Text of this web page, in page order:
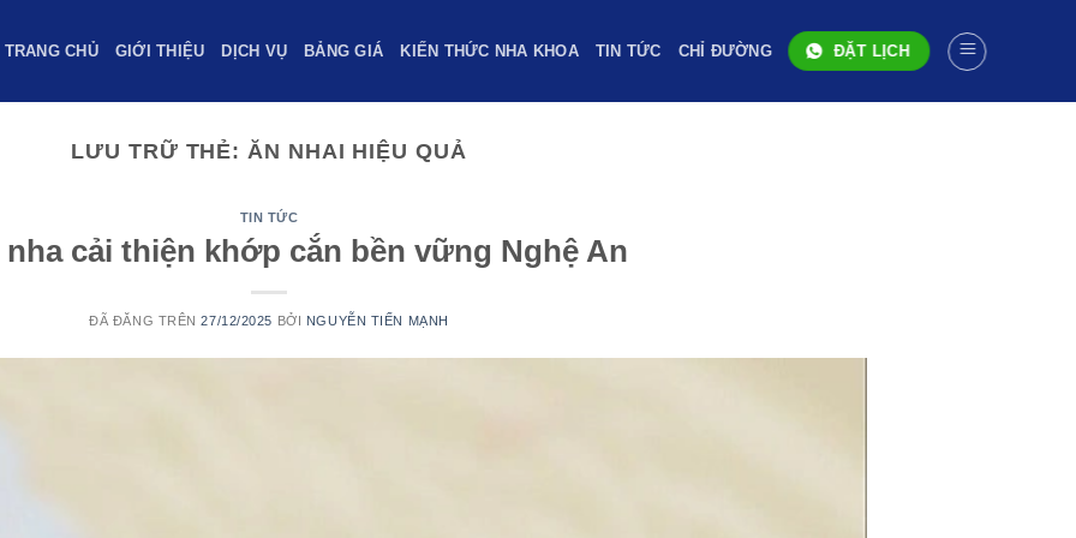
TRANG CHỦ GIỚI THIỆU DỊCH VỤ BẢNG GIÁ KIẾN THỨC NHA KHOA TIN TỨC CHỈ ĐƯỜNG ĐẶT LỊCH
LƯU TRỮ THẺ: ĂN NHAI HIỆU QUẢ
TIN TỨC
cải thiện khớp cắn bền vững Nghệ An
ĐÃ ĐĂNG TRÊN27/12/2025 BỞI NGUYỄN TIẾN MẠNH